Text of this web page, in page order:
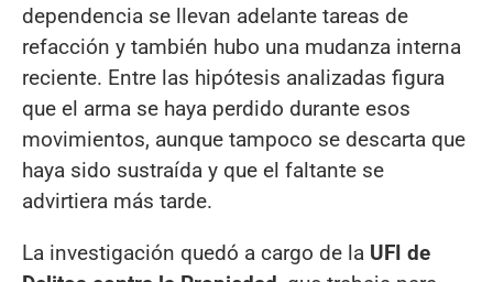
dependencia se llevan adelante tareas de
refacción y también hubo una mudanza interna
reciente. Entre las hipótesis analizadas figura
que el arma se haya perdido durante esos
movimientos, aunque tampoco se descarta que
haya sido sustraída y que el faltante se
advirtiera más tarde.
La investigación quedó a cargo de la UFI de